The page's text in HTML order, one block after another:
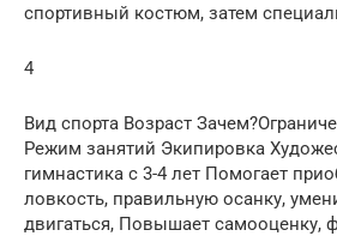
спортивный костюм, затем
4
Вид спорта Возраст
Режим занятий Экипировка
гимнастика с 3-4 лет Помогает
ловкость, правильную осанку,
двигаться, Повышает самооценку,